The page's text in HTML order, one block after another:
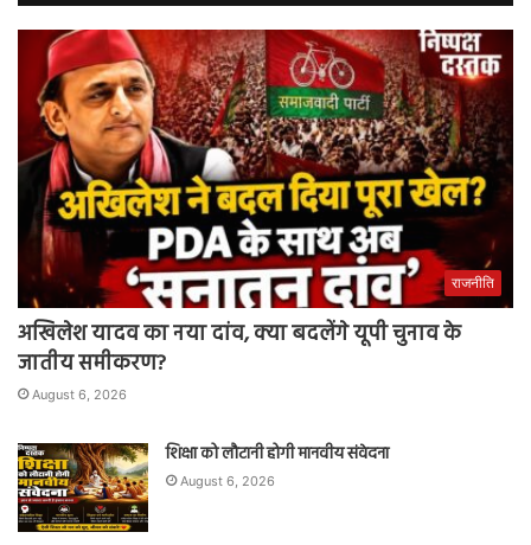
राजनीति
अखिलेश यादव का नया दांव, क्या बदलेंगे यूपी चुनाव के
जातीय समीकरण?
August 6, 2026
शिक्षा को लौटानी होगी मानवीय संवेदना
August 6, 2026